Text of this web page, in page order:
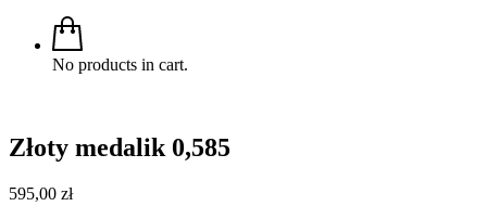
No products in cart.
Złoty medalik 0,585
595,00 zł